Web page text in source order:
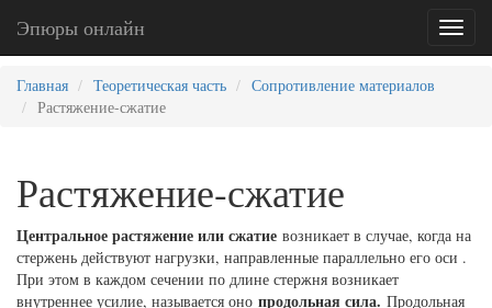
Toggle
Эпюры онлайн
Главная Теоретическая часть
Сопротивление материалов
Растяжение-сжатие
Растяжение-сжатие
Центральное растяжение или сжатие возникает в случае, когда на
стержень действуют нагрузки, направленные параллельно его оси .
При этом в каждом сечении по длине стержня возникает
внутреннее усилие, называется оно продольная сила. Продольная